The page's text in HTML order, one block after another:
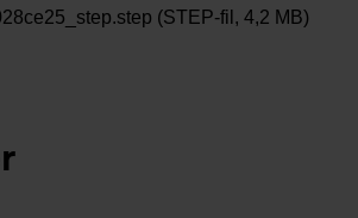
(STEP-fil, 4,2 MB)